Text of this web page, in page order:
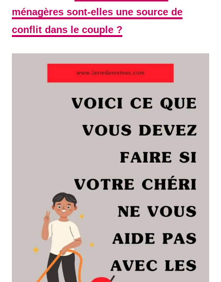
ménagères sont-elles une source de
conflit dans le couple ?